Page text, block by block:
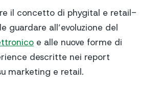
il concetto di phygital e retail-
guardare all’evoluzione del
e alle nuove forme di
descritte nei report
marketing e retail.